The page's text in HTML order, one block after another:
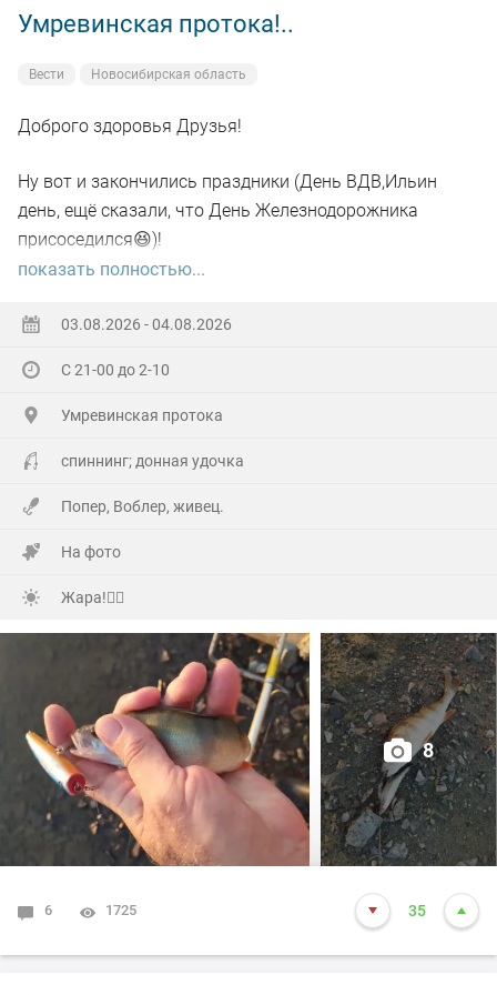
Умревинская протока!..
Вести Новосибирская область
Доброго здоровья Друзья!
Ну вот и закончились праздники (День ВДВ,Ильин
день, ещё сказали, что День Железнодорожника
присоседился😆)!
Гостей понаехало(со всех Волостей),сюрприз устроили
точного адреса (потому как первый раз приехали)по
навигатору, полвосьмого утра уже сигналили под
А мы уже с ночи начали отмечать и легли уже часа в
Но я был очень рад их приезду!🤗
Много добрых слов было сказано, конечно подарков,ну
и выпито (Самсона) немало!🫣
Вчера все гости разъехались и я решил попробовать
показать полностью...
03.08.2026 - 04.08.2026
С 21-00 до 2-10
Умревинская протока
спиннинг; донная удочка
Попер, Воблер, живец.
На фото
Жара!🙂‍↕️
8
6 1725 35